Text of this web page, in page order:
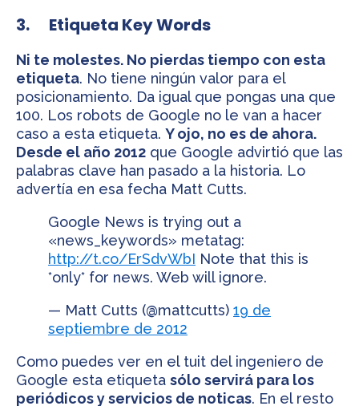
3. Etiqueta Key Words
Ni te molestes. No pierdas tiempo con esta
etiqueta. No tiene ningún valor para el
posicionamiento. Da igual que pongas una que
100. Los robots de Google no le van a hacer
caso a esta etiqueta. Y ojo, no es de ahora.
Desde el año 2012 que Google advirtió que las
palabras clave han pasado a la historia. Lo
advertía en esa fecha Matt Cutts.
Google News is trying out a
«news_keywords» metatag:
http://t.co/ErSdvWbI Note that this is
*only* for news. Web will ignore.
— Matt Cutts (@mattcutts) 19 de
septiembre de 2012
Como puedes ver en el tuit del ingeniero de
Google esta etiqueta sólo servirá para los
periódicos y servicios de noticas. En el resto